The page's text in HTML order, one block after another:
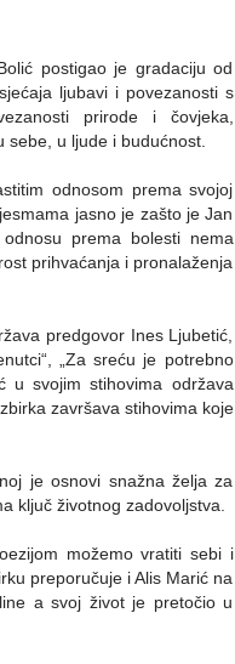
postigao je gradaciju od
ljubavi i povezanosti s
prirode i čovjeka,
u ljude i budućnost.
odnosom prema svojoj
jasno je zašto je Jan
prema bolesti nema
prihvaćanja i pronalaženja
predgovor Ines Ljubetić,
„Za sreću je potrebno
u svojim stihovima održava
završava stihovima koje
je osnovi snažna želja za
ključ životnog zadovoljstva.
možemo vratiti sebi i
preporučuje i Alis Marić na
a svoj život je pretočio u